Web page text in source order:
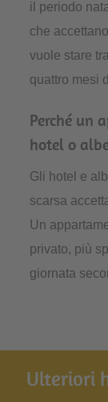
il periodo
che
vuole stare
quattro mesi
Perché un
hotel o
Gli hotel e
scarsa
Un
privato, più
giornata
Ulteriori